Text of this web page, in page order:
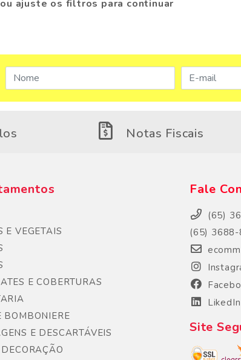
ou ajuste os filtros para continuar
Notas Fiscais
E VEGETAIS
E COBERTURAS
BOMBONIERE
E DESCARTÁVEIS
Fale
(65)
(65) 3688-
LikedIn
Site